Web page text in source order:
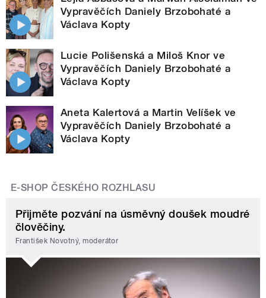
Vypravěčích Daniely Brzobohaté a
Václava Kopty
Lucie Polišenská a Miloš Knor ve
Vypravěčích Daniely Brzobohaté a
Václava Kopty
Aneta Kalertová a Martin Velíšek ve
Vypravěčích Daniely Brzobohaté a
Václava Kopty
E-SHOP ČESKÉHO ROZHLASU
Přijměte pozvání na úsměvný doušek moudré
člověčiny.
František Novotný, moderátor